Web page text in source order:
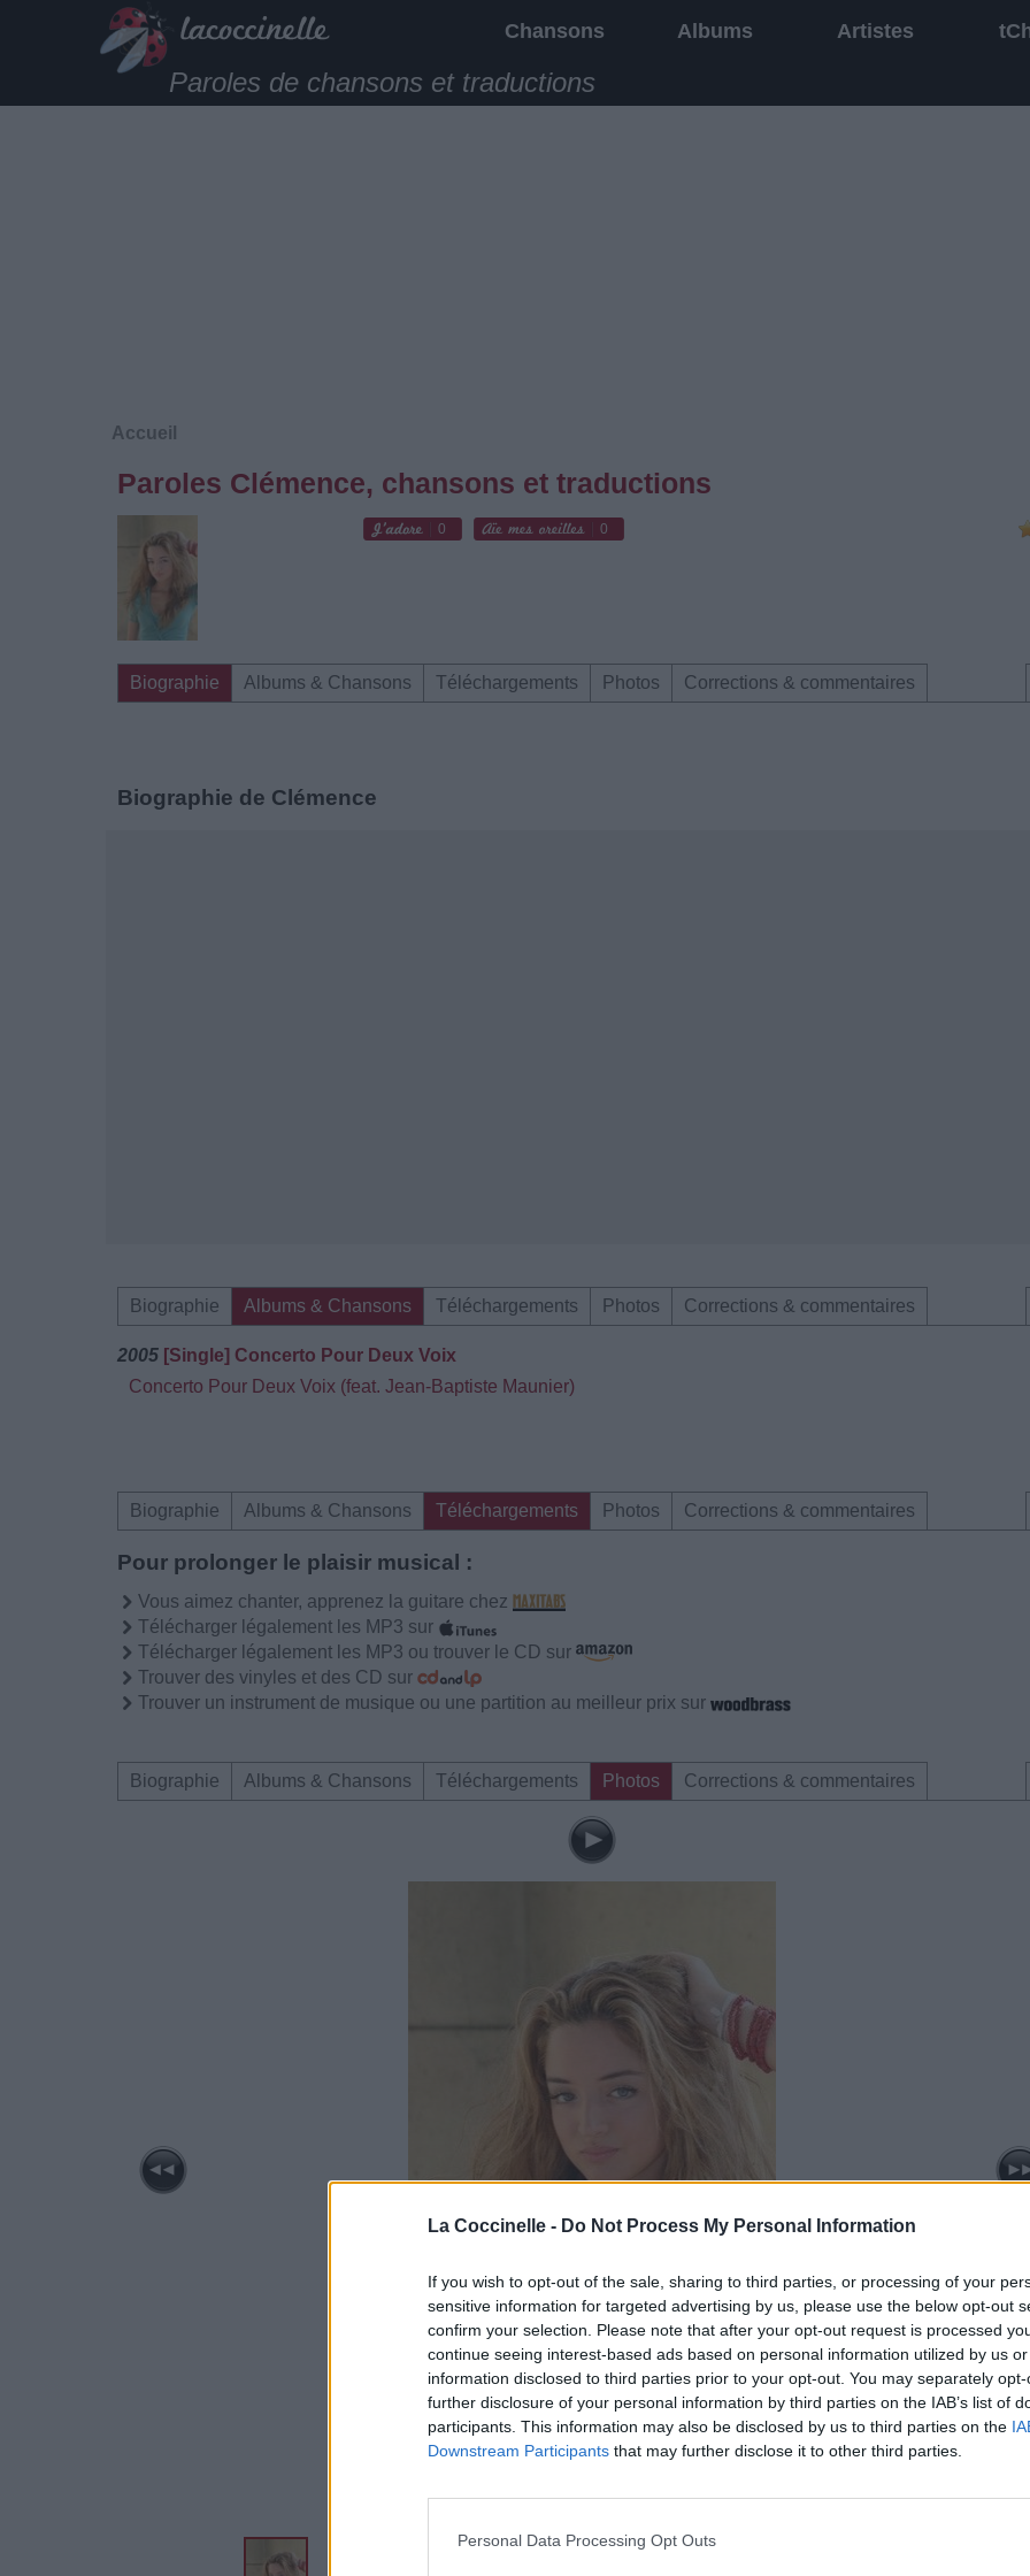
La Coccinelle - Do Not Process My Personal Information
If you wish to opt-out of the sale, sharing to third parties, or processing of your
sensitive information for targeted advertising by us, please use the below opt-out
confirm your selection. Please note that after your opt-out request is processed
continue seeing interest-based ads based on personal information utilized by us
information disclosed to third parties prior to your opt-out. You may separately
further disclosure of your personal information by third parties on the IAB’s list of
participants. This information may also be disclosed by us to third parties on the
Downstream Participants that may further disclose it to other third parties.
Personal Data Processing Opt Outs
Chansons Albums Artistes
Paroles de chansons et traductions
Accueil
Paroles Clémence, chansons et traductions
0 0
Biographie Albums & Chansons Téléchargements Photos Corrections & commentaires
Biographie de Clémence
Biographie Albums & Chansons Téléchargements Photos Corrections & commentaires
2005 [Single] Concerto Pour Deux Voix
Concerto Pour Deux Voix (feat. Jean-Baptiste Maunier)
Biographie Albums & Chansons Téléchargements Photos Corrections & commentaires
Pour prolonger le plaisir musical :
Vous aimez chanter, apprenez la guitare chez
Télécharger légalement les MP3 sur
Télécharger légalement les MP3 ou trouver le CD sur
Trouver des vinyles et des CD sur
Trouver un instrument de musique ou une partition au meilleur prix sur
Biographie Albums & Chansons Téléchargements Photos Corrections & commentaires